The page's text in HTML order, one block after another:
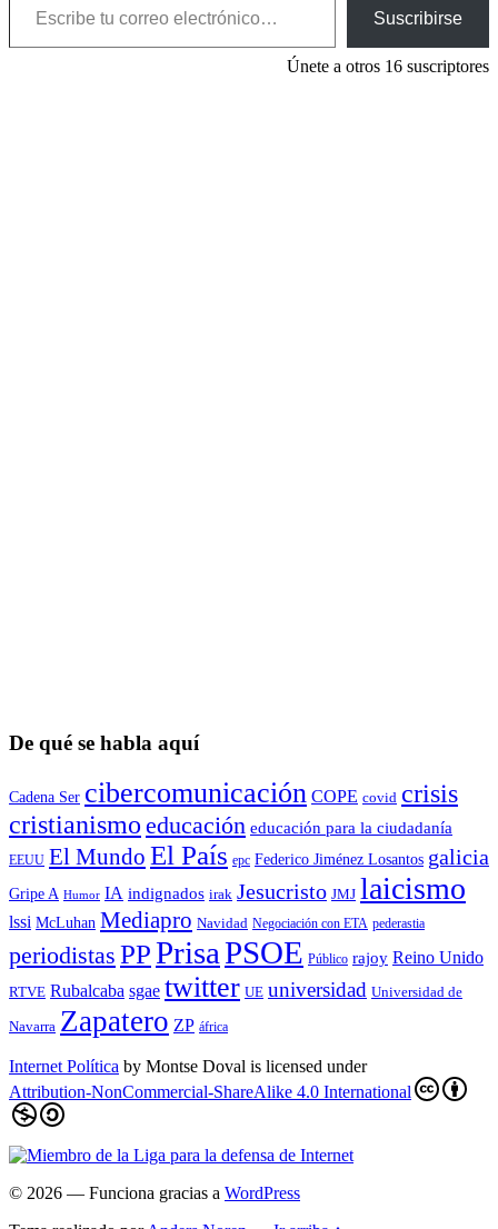
Suscribirse
Únete a otros 16 suscriptores
De qué se habla aquí
Cadena Ser cibercomunicación COPE covid crisis
cristianismo educación educación para la ciudadaní­a
EEUU El Mundo El País epc Federico Jiménez Losantos galicia
Gripe A Humor IA indignados irak Jesucristo JMJ laicismo
lssi McLuhan Mediapro Navidad Negociación con ETA pederastia
periodistas PPPrisaPSOE Público rajoy Reino Unido
RTVE Rubalcaba sgae twitter UE universidad Universidad de
Navarra Zapatero ZP áfrica
Internet Política by Montse Doval is licensed under
Attribution-NonCommercial-ShareAlike 4.0 International
© 2026 — Funciona gracias a WordPress